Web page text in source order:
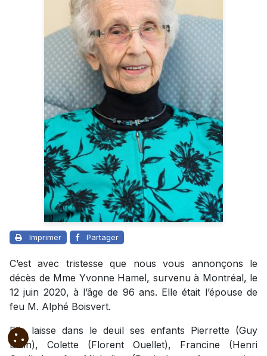
Imprimer Partager
C’est avec tristesse que nous vous annonçons le
décès de Mme Yvonne Hamel, survenu à Montréal, le
12 juin 2020, à l’âge de 96 ans. Elle était l’épouse de
feu M. Alphé Boisvert.
Elle laisse dans le deuil ses enfants Pierrette (Guy
Blain), Colette (Florent Ouellet), Francine (Henri